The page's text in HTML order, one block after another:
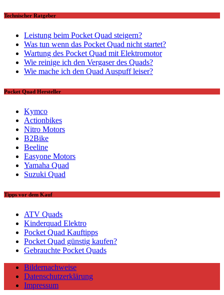
Technischer Ratgeber
Leistung beim Pocket Quad steigern?
Was tun wenn das Pocket Quad nicht startet?
Wartung des Pocket Quad mit Elektromotor
Wie reinige ich den Vergaser des Quads?
Wie mache ich den Quad Auspuff leiser?
Pocket Quad Hersteller
Kymco
Actionbikes
Nitro Motors
B2Bike
Beeline
Easyone Motors
Yamaha Quad
Suzuki Quad
Tipps vor dem Kauf
ATV Quads
Kinderquad Elektro
Pocket Quad Kauftipps
Pocket Quad günstig kaufen?
Gebrauchte Pocket Quads
Bildernachweise
Datenschutzerklärung
Impressum